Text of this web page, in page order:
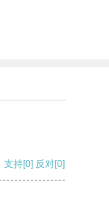
支持[0] 反对[0]